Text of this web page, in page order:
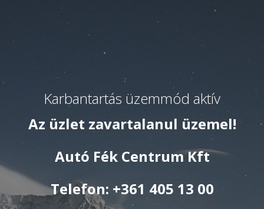
Karbantartás üzemmód aktív
Az üzlet zavartalanul üzemel!
Autó Fék Centrum Kft
Telefon: +361 405 13 00